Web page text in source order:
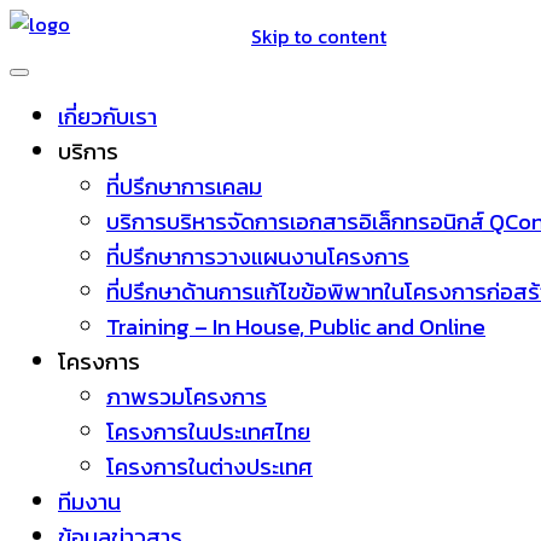
Skip to content
เกี่ยวกับเรา
บริการ
ที่ปรึกษาการเคลม
บริการบริหารจัดการเอกสารอิเล็กทรอนิกส์
ที่ปรึกษาการวางแผนงานโครงการ
ที่ปรึกษาด้านการแก้ไขข้อพิพาทในโครงการก่อส
Training – In House, Public and Online
โครงการ
ภาพรวมโครงการ
โครงการในประเทศไทย
โครงการในต่างประเทศ
ทีมงาน